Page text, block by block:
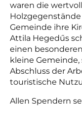
waren die
Gemeinde ihre
Attila Hegedűs
einen
kleine
Abschluss der
touristische
Allen Spendern